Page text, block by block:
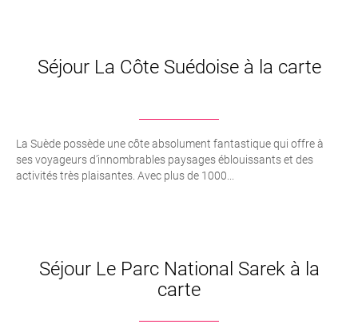
Séjour La Côte Suédoise à la carte
La Suède possède une côte absolument fantastique qui offre à
ses voyageurs d’innombrables paysages éblouissants et des
activités très plaisantes. Avec plus de 1000...
Séjour Le Parc National Sarek à la
carte